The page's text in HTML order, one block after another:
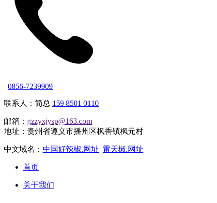
0856-7239909
联系人：简总 159 8501 0110
邮箱： gzzyxjysp@163.com
地址：贵州省遵义市播州区枫香镇枫元村
中文域名： 中国好辣椒.网址 雷天椒.网址
首页
关于我们